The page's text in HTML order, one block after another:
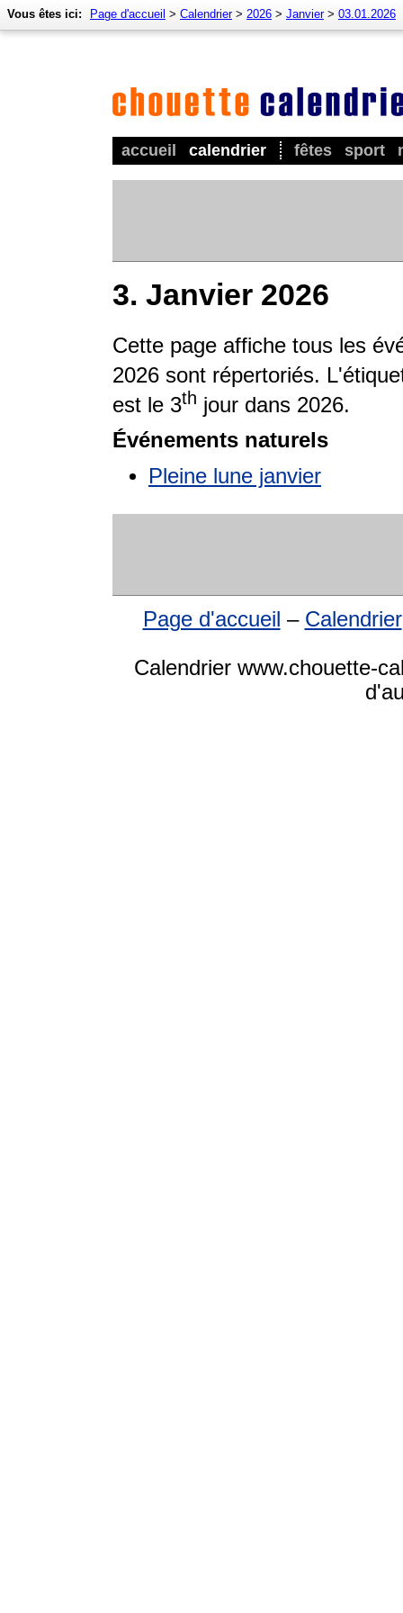
accueil calendrier fêtes sport
Vous êtes ici: Page d'accueil > Calendrier> 2026 > Janvier> 03.01.2026
3. Janvier 2026
Cette page affiche tous les
2026 sont répertoriés.
est le 3th jour dans 2026.
Événements naturels
Pleine lune janvier
Page d'accueil – Calendrier
Calendrier www.chouette-